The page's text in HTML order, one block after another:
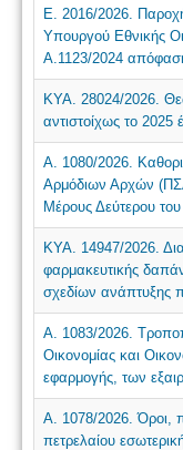
Ε. 2016/2026.
Υπουργού Εθνικής
Α.1123/2024
ΚΥΑ. 28024/2026.
αντιστοίχως το
Α. 1080/2026.
Αρμόδιων Αρχών
Μέρους Δεύτερου
ΚΥΑ. 14947/2026.
φαρμακευτικής
σχεδίων ανάπτυξης
Α. 1083/2026.
Οικονομίας και
εφαρμογής, των
Α. 1078/2026. Όροι,
πετρελαίου